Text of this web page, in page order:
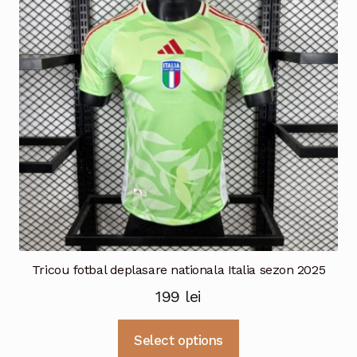
pot
fi
alese
în
pagina
produsului.
Tricou fotbal deplasare nationala Italia sezon 2025
199 lei
Select options